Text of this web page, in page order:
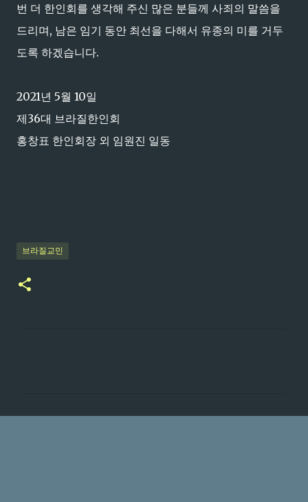
번 더 한인회를 생각해 주신 많은 분들께 사죄의 말씀을
드리며, 남은 임기 동안 최선을 다해서 유종의 미를 거두
도록 하겠습니다.
2021년 5월 10일
제36대 브라질한인회
홍창표 한인회장 외 임원진 일동
브라질교민